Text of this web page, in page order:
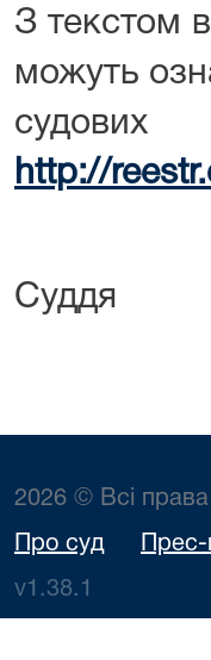
З текстом
можуть
http://
2026 © Всі права
Про суд
v1.38.1